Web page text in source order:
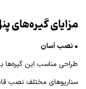
مزایای گیره‌های
• نصب آسان
طراحی مناسب این
سناریوهای مختلف نصب